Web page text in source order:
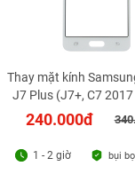
Thay mặt kính
J7 Plus (J7+, C7
240.000đ
1 - 2 giờ bụi